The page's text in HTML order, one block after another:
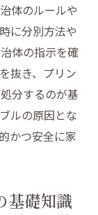
ばれる理由
単に買取OK
イント解説
意点
を比較
を伝授
切な手放し
体のルールや
に分別方法や
体の指示を確
抜き、プリン
分するのが基
ルの原因とな
かつ安全に家
基礎知識